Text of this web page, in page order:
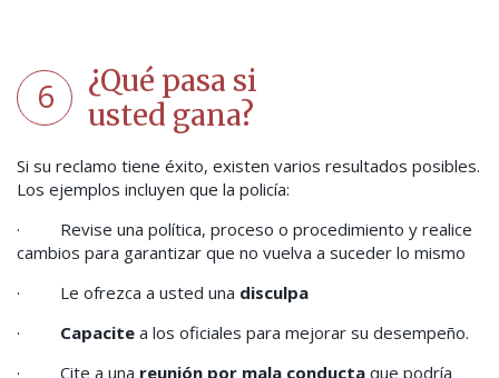
6
¿Qué pasa si
usted gana?
Si su reclamo tiene éxito, existen varios resultados posibles.
Los ejemplos incluyen que la policía:
· Revise una política, proceso o procedimiento y realice
cambios para garantizar que no vuelva a suceder lo mismo
· Le ofrezca a usted una disculpa
· Capacite a los oficiales para mejorar su desempeño.
· Cite a una reunión por mala conducta que podría